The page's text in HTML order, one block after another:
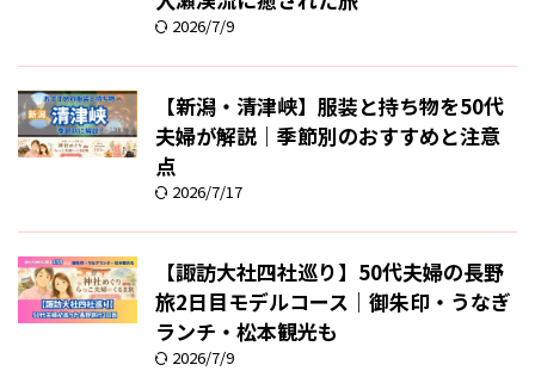
2026/7/9
【新潟・清津峡】服装と持ち物を50代
夫婦が解説｜季節別のおすすめと注意
点
2026/7/17
【諏訪大社四社巡り】50代夫婦の長野
旅2日目モデルコース｜御朱印・うなぎ
ランチ・松本観光も
2026/7/9